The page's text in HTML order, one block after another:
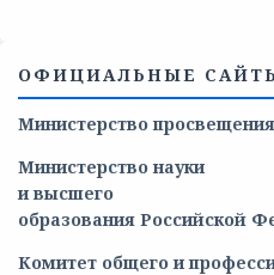
ОФИЦИАЛЬНЫЕ
Министерство
Министерство науки
и высшего
образования Российской
Комитет общего и